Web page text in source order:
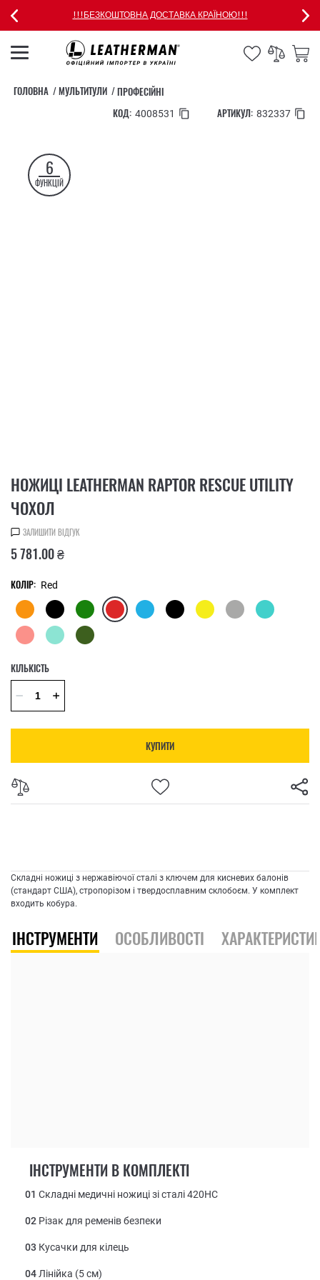
!!!БЕЗКОШТОВНА ДОСТАВКА КРАЇНОЮ!!!
ГОЛОВНА МУЛЬТИТУЛИ
ПРОФЕСІЙНІ
КОД: 4008531 АРТИКУЛ: 832337
6
ФУНКЦІЙ
НОЖИЦІ LEATHERMAN RAPTOR RESCUE UTILITY
ЧОХОЛ
ЗАЛИШИТИ ВІДГУК
5 781.00 ₴
КОЛІР: Red
КІЛЬКІСТЬ
КУПИТИ
Складні ножиці з нержавіючої сталі з ключем для кисневих балонів
(стандарт США), стропорізом і твердосплавним склобоєм. У комплект
входить кобура.
ІНСТРУМЕНТИ ОСОБЛИВОСТІ
ІНСТРУМЕНТИ В КОМПЛЕКТІ
01 Складні медичні ножиці зі сталі 420НС
02 Різак для ременів безпеки
03 Кусачки для кілець
04 Лінійка (5 см)